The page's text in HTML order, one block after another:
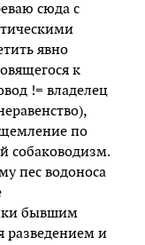
сюда с
явно
к
!= владелец
по
собаководизм.
пес водоноса
бывшим
разведением и